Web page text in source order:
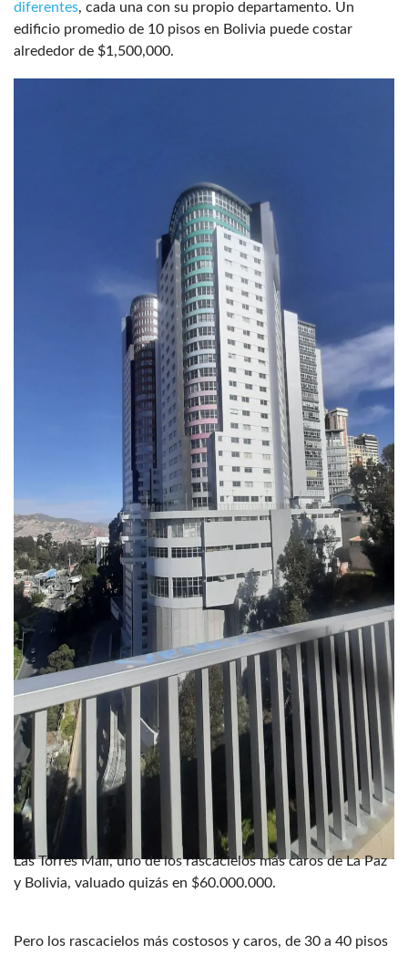
diferentes, cada una con su propio departamento. Un
edificio promedio de 10 pisos en Bolivia puede costar
alrededor de $1,500,000.
Las Torres Mall, uno de los rascacielos más caros de La Paz
y Bolivia, valuado quizás en $60.000.000.
Pero los rascacielos más costosos y caros, de 30 a 40 pisos